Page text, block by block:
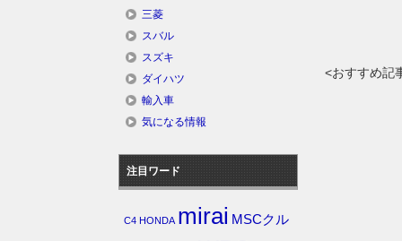
<おすすめ記
三菱
スバル
スズキ
ダイハツ
輸入車
気になる情報
注目ワード
C4 HONDA mirai MSCクル